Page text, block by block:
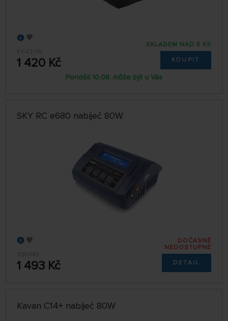
EV-C1-XR
1 420 Kč
SKLADEM NAD 5 KS
KOUPIT
Pondělí 10.08. může být u Vás
SKY RC e680 nabíječ 80W
3SK1149
1 493 Kč
DOČASNĚ
NEDOSTUPNÉ
DETAIL
Kavan C14+ nabíječ 80W